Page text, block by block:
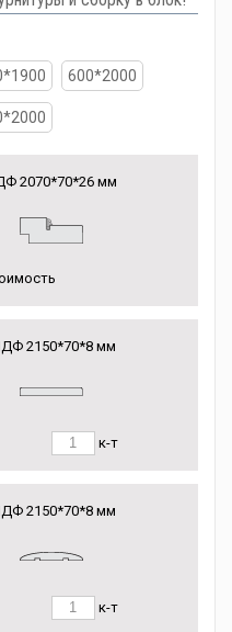
600*2000
2070*70*26 мм
2150*70*8 мм
к-т
2150*70*8 мм
к-т